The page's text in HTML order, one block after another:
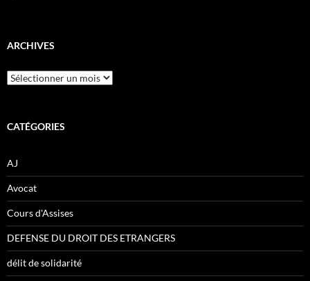
ARCHIVES
Archives
CATÉGORIES
AJ
Avocat
Cours d'Assises
DEFENSE DU DROIT DES ETRANGERS
délit de solidarité